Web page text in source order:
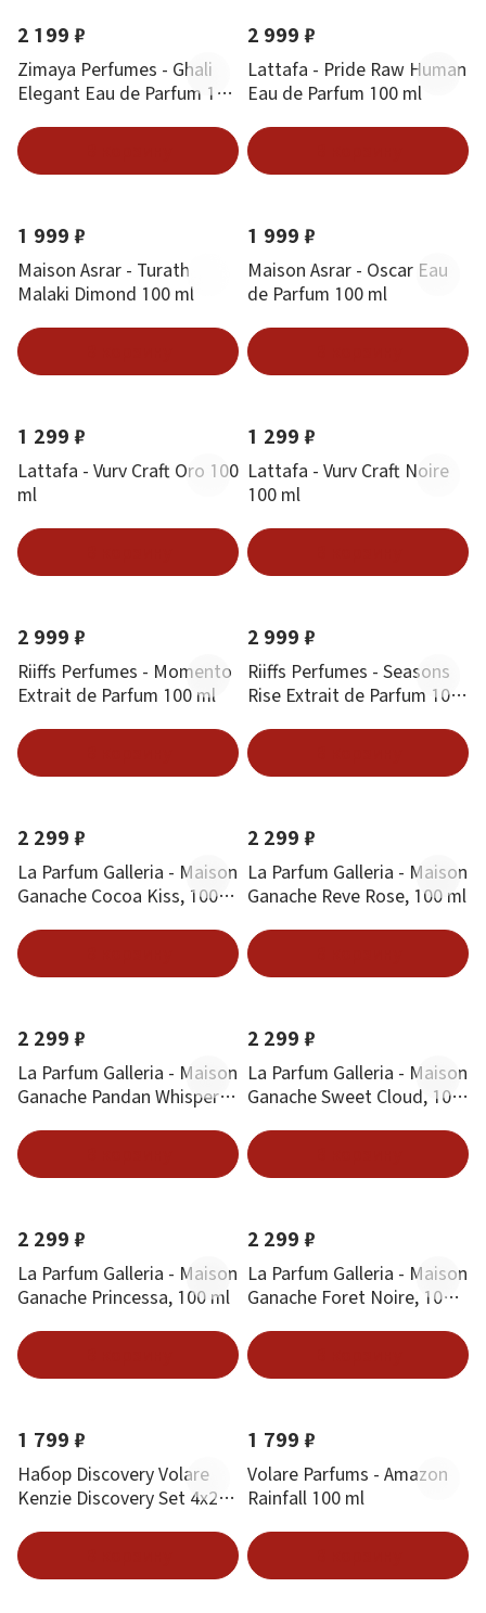
2 199 ₽
Zimaya Perfumes - Ghali
Elegant Eau de Parfum 100
2 999 ₽
Lattafa - Pride Raw Human
Eau de Parfum 100 ml
Новинка Хит
1 999 ₽
Maison Asrar - Turath
Malaki Dimond 100 ml
Новинка Хит
1 999 ₽
Maison Asrar - Oscar Eau
de Parfum 100 ml
Новинка
1 299 ₽
Lattafa - Vurv Craft Oro 100
ml
Новинка
1 299 ₽
Lattafa - Vurv Craft Noire
100 ml
Новинка Хит
2 999 ₽
Riiffs Perfumes - Momento
Extrait de Parfum 100 ml
Новинка Хит
2 999 ₽
Riiffs Perfumes - Seasons
Rise Extrait de Parfum 100
Новинка Хит
2 299 ₽
La Parfum Galleria - Maison
Ganache Cocoa Kiss, 100
Новинка Хит
2 299 ₽
La Parfum Galleria - Maison
Ganache Reve Rose, 100 ml
Новинка Хит
2 299 ₽
La Parfum Galleria - Maison
Ganache Pandan Whisper,
Новинка Хит
2 299 ₽
La Parfum Galleria - Maison
Ganache Sweet Cloud, 100
Новинка Хит
2 299 ₽
La Parfum Galleria - Maison
Ganache Princessa, 100 ml
Новинка Хит
2 299 ₽
La Parfum Galleria - Maison
Ganache Foret Noire, 100
Новинка Хит
1 799 ₽
Набор Discovery Volare
Kenzie Discovery Set 4x25
Новинка Хит
1 799 ₽
Volare Parfums - Amazon
Rainfall 100 ml